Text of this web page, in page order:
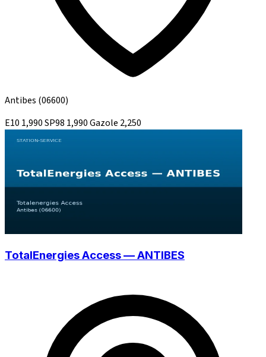
Antibes (06600)
E10 1,990SP98 1,990Gazole 2,250
TotalEnergies Access — ANTIBES